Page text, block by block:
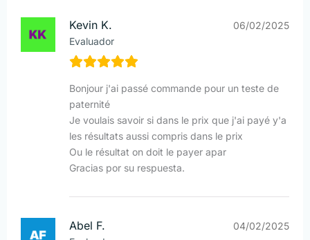
Kevin K.
Evaluador
06/02/2025
Bonjour j'ai passé commande pour un teste de
paternité
Je voulais savoir si dans le prix que j'ai payé y'a
les résultats aussi compris dans le prix
Ou le résultat on doit le payer apar
Gracias por su respuesta.
Abel F. 04/02/2025